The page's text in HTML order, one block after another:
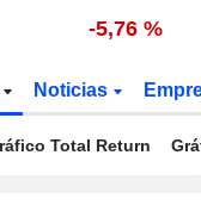
-5,76 %
Noticias
Total Return